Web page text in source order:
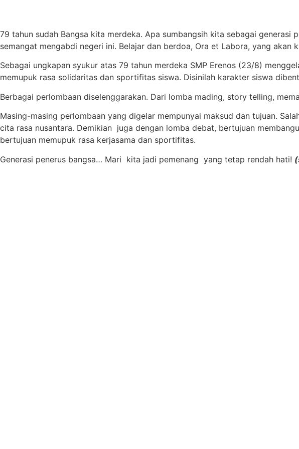
79 tahun sudah Bangsa kita merdeka. Apa sumbangsih kita sebagai
semangat mengabdi negeri ini. Belajar dan berdoa, Ora et Labora, yang akan
Sebagai ungkapan syukur atas 79 tahun merdeka SMP Erenos (23/8)
memupuk rasa solidaritas dan sportifitas siswa. Disinilah karakter siswa
Berbagai perlombaan diselenggarakan. Dari lomba mading, story telling,
Masing-masing perlombaan yang digelar mempunyai maksud dan tujuan.
cita rasa nusantara. Demikian juga dengan lomba debat, bertujuan
bertujuan memupuk rasa kerjasama dan sportifitas.
Generasi penerus bangsa… Mari kita jadi pemenang yang tetap rendah hati!